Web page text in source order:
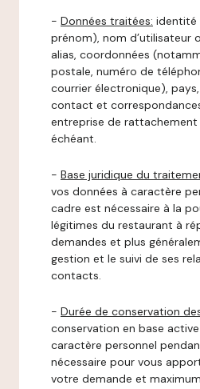
- Données traitées: identité
prénom), nom d’utilisateur
alias, coordonnées
postale, numéro de
courrier électronique),
contact et
entreprise de
échéant.
- Base juridique du
vos données à caractère
cadre est nécessaire à la
légitimes du restaurant à
demandes et plus
gestion et le suivi de ses
contacts.
- Durée de conservation
conservation en base
caractère personnel
nécessaire pour vous
votre demande et